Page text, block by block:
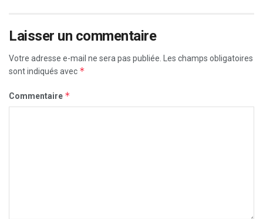
Laisser un commentaire
Votre adresse e-mail ne sera pas publiée.
Les champs obligatoires
sont indiqués avec *
Commentaire *